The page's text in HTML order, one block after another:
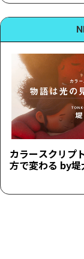
カラースクリプ
方で変わる by堤